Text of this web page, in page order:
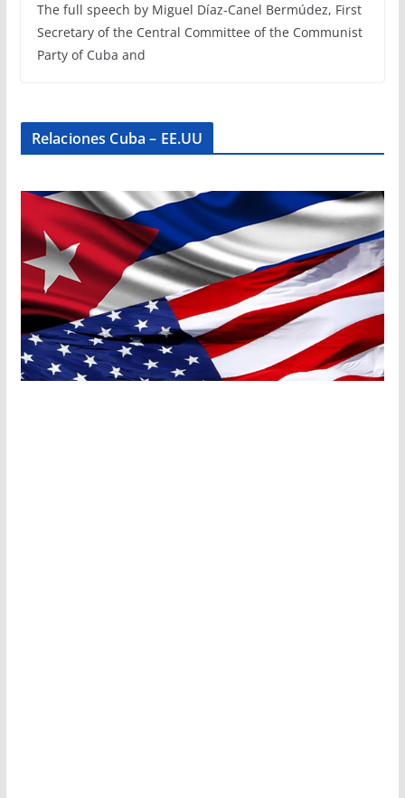
The full speech by Miguel Díaz-Canel Bermúdez, First
Secretary of the Central Committee of the Communist
Party of Cuba and
Relaciones Cuba – EE.UU